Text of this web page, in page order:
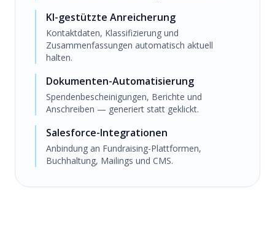
KI-gestützte Anreicherung
Kontaktdaten, Klassifizierung und
Zusammenfassungen automatisch aktuell
halten.
Dokumenten-Automatisierung
Spendenbescheinigungen, Berichte und
Anschreiben — generiert statt geklickt.
Salesforce-Integrationen
Anbindung an Fundraising-Plattformen,
Buchhaltung, Mailings und CMS.